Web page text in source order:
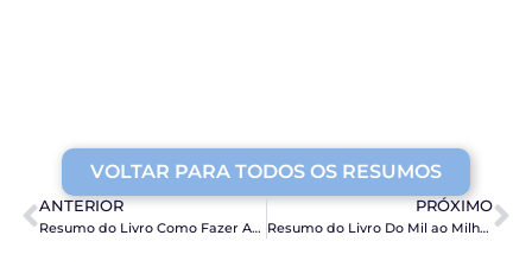
VOLTAR PARA TODOS OS RESUMOS
ANTERIOR
Resumo do Livro Como Fazer Amigos e Influenciar Pessoas, de Dale Carnegie
PRÓXIMO
Resumo do Livro Do Mil ao Milhão, de Thiago Nigro